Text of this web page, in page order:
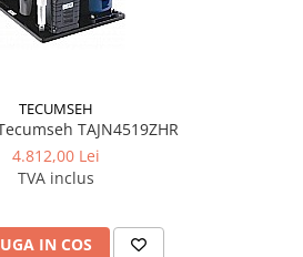
TECUMSEH
TAJN4519ZHR
4.812,00 Lei
TVA inclus
IN COS